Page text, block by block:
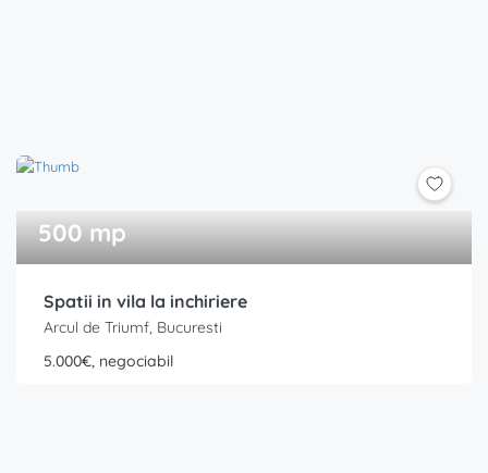
500 mp
Spatii in vila la inchiriere
Arcul de Triumf, Bucuresti
5.000€, negociabil